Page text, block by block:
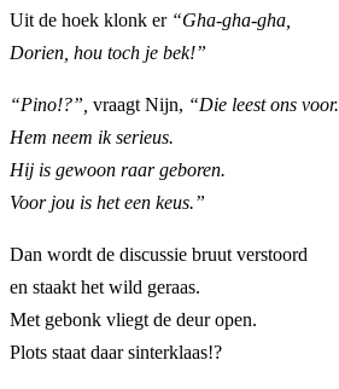
Uit de hoek klonk er “Gha-gha-gha,
Dorien, hou toch je bek!”
“Pino!?”, vraagt Nijn, “Die leest ons voor.
Hem neem ik serieus.
Hij is gewoon raar geboren.
Voor jou is het een keus.”
Dan wordt de discussie bruut verstoord
en staakt het wild geraas.
Met gebonk vliegt de deur open.
Plots staat daar sinterklaas!?